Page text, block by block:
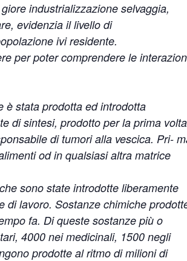
industrializzazione selvaggia,
evidenzia il livello di
ivi residente.
per poter comprendere le
è stata prodotta ed introdotta
di sintesi, prodotto per la prima volta
di tumori alla vescica. Pri-
od in qualsiasi altra matrice
sono state introdotte liberamente
di lavoro. Sostanze chimiche
fa. Di queste sostanze più o
4000 nei medicinali, 1500 negli
prodotte al ritmo di milioni di